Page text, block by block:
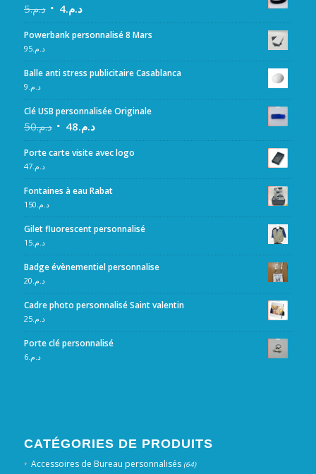
د.م.5 د.م.4
Powerbank personnalisé 8 Mars
د.م.95
Balle anti stress publicitaire Casablanca
د.م. 9
Clé USB personnalisée Originale
د.م.50 د.م.48
Porte carte visite avec logo
د.م.47
Fontaines à eau Rabat
د.م. 150
Gilet fluorescent personnalisé
د.م.15
Badge évènementiel personnalise
د.م. 20
Cadre photo personnalisé Saint valentin
د.م.25
Porte clé personnalisé
د.م.6
CATÉGORIES DE PRODUITS
Accessoires de Bureau personnalisés (64)